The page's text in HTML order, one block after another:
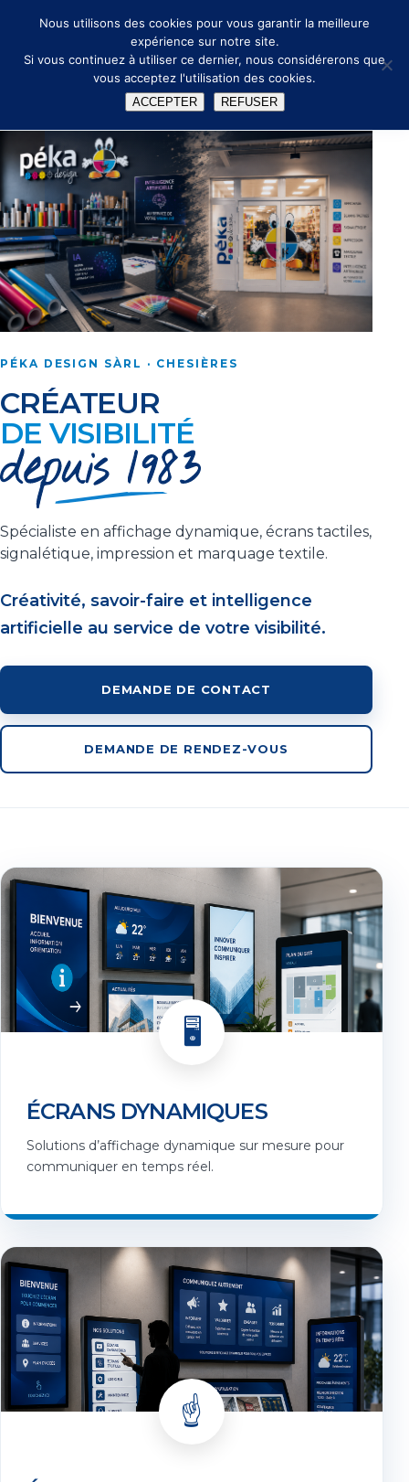
✉ info@peka.design 🔑
PÉKA DESIGN SÀRL · CHESIÈRES
CRÉATEUR
DE VISIBILITÉ
Spécialiste en affichage dynamique, écrans tactiles,
signalétique, impression et marquage textile.
Créativité, savoir-faire et intelligence
artificielle au service de votre visibilité.
DEMANDE DE CONTACT
DEMANDE DE RENDEZ-VOUS
🖥️
ÉCRANS DYNAMIQUES
Solutions d’affichage dynamique sur mesure pour
communiquer en temps réel.
☝️
Nous utilisons des cookies pour vous garantir la meilleure
expérience sur notre site.
Si vous continuez à utiliser ce dernier, nous considérerons que
vous acceptez l'utilisation des cookies.
ACCEPTER REFUSER